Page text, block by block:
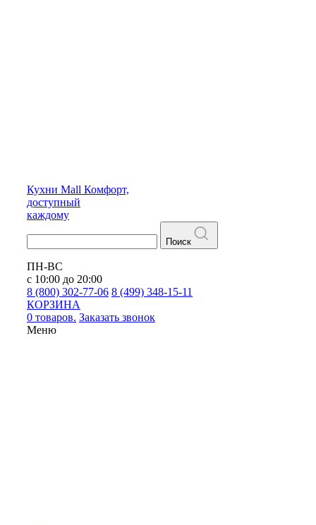
Кухни Mall Комфорт,
доступный
каждому
Поиск
ПН-ВС
с 10:00 до 20:00
8 (800) 302-77-06 8 (499) 348-15-11
КОРЗИНА
0 товаров. Заказать звонок
Меню